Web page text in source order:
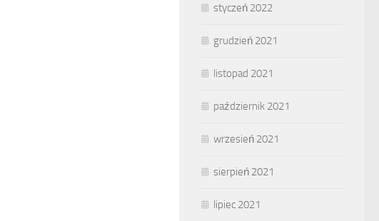
styczeń 2022
grudzień 2021
listopad 2021
październik 2021
wrzesień 2021
sierpień 2021
lipiec 2021